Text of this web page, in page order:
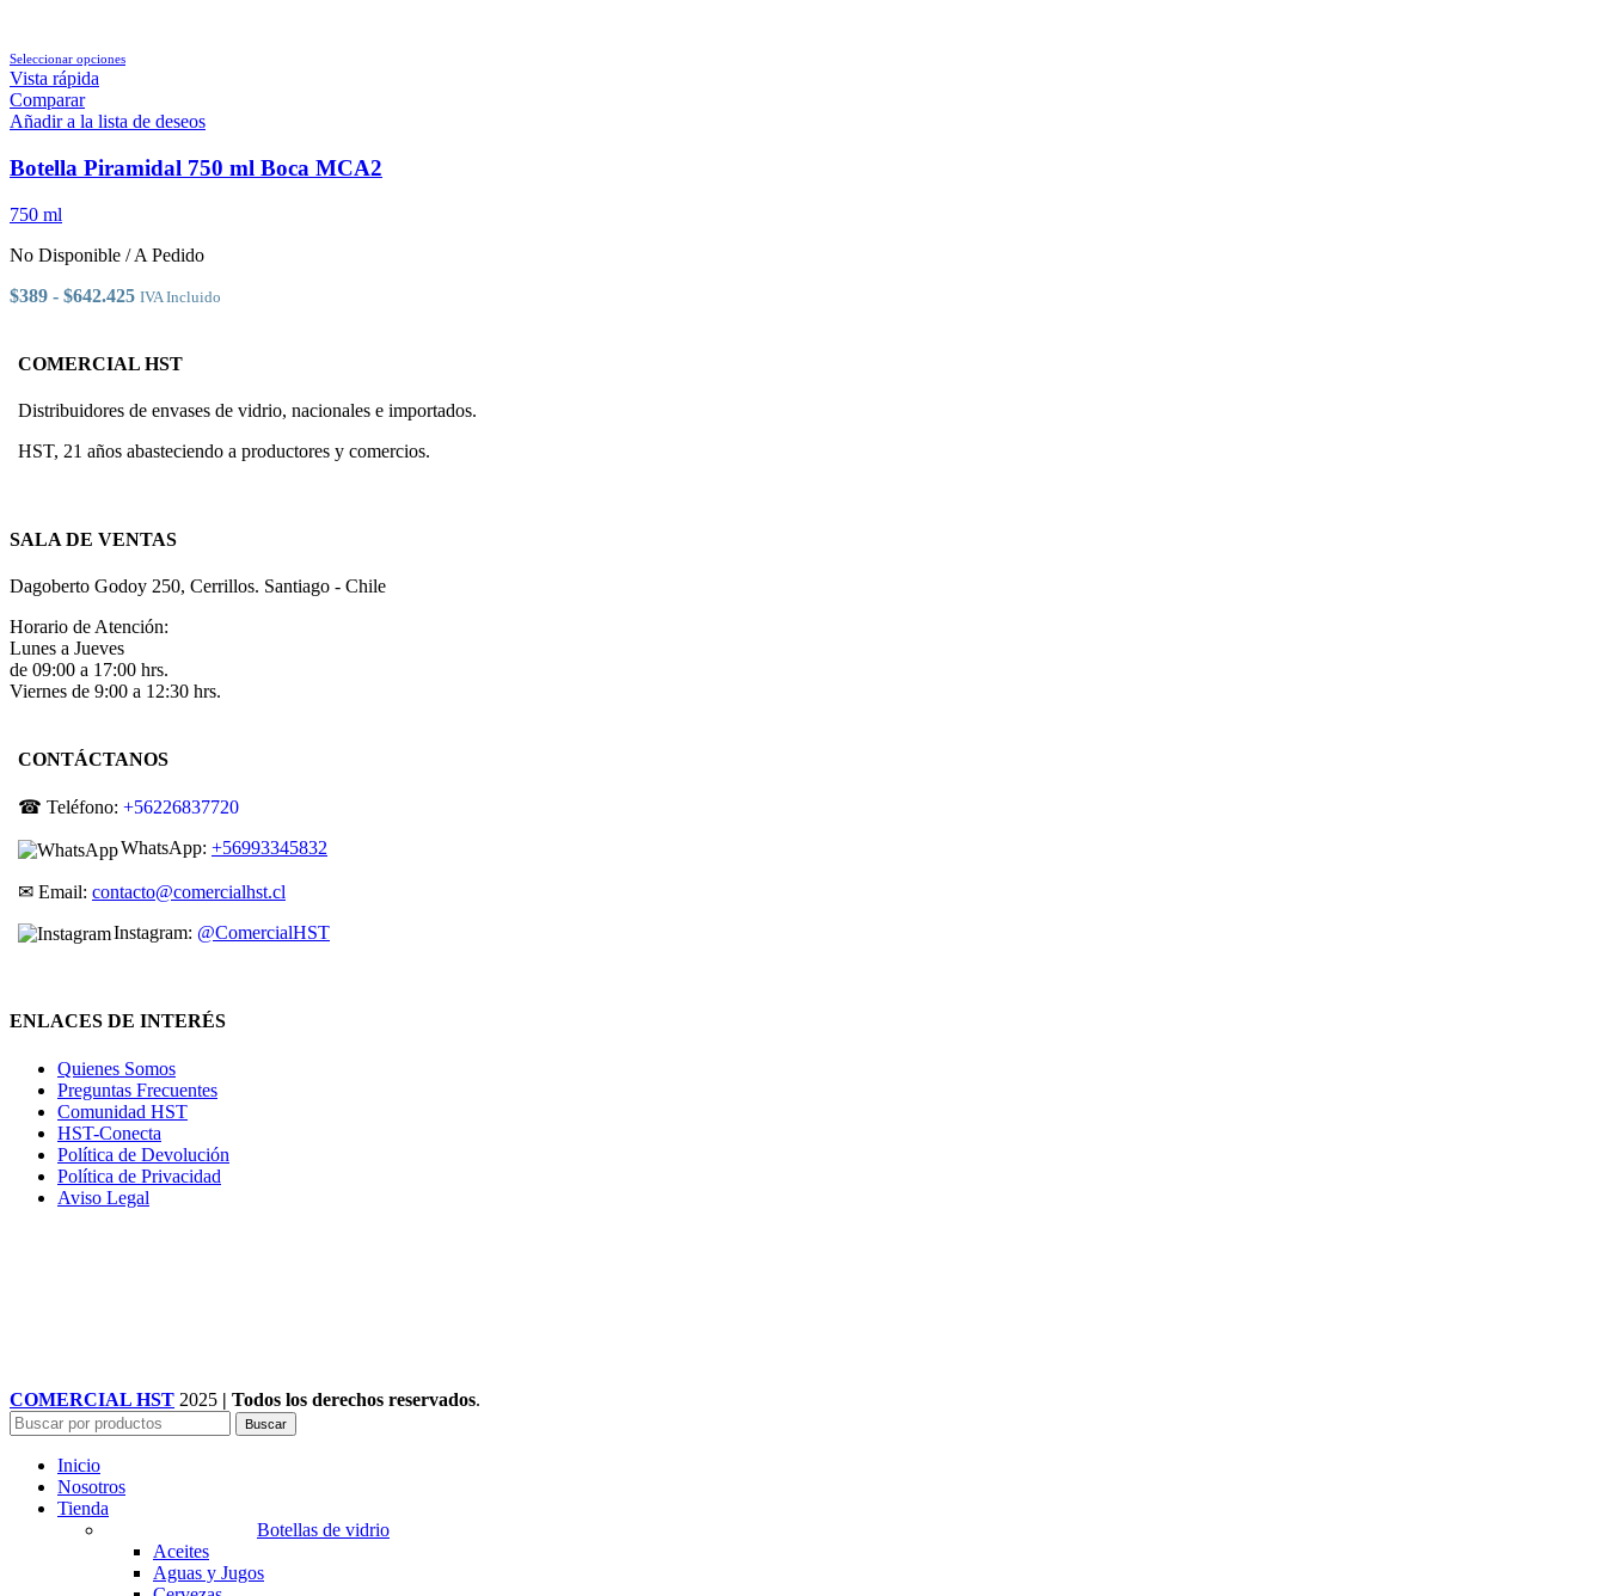
Seleccionar opcionesEste
múltiples
Las
opciones
elegir
la
producto
Vista rápida
Comparar
Añadir a la lista de deseos
Botella Piramidal 750 ml Boca MCA2
750 ml
No Disponible / A Pedido
$389 - $642.425Rango
desde
hasta
$642.425
IVA Incluido
COMERCIAL HST
Distribuidores de envases de vidrio, nacionales e importados.
HST, 21 años abasteciendo a productores y comercios.
SALA DE VENTAS
Dagoberto Godoy 250, Cerrillos. Santiago - Chile
Horario de Atención:
Lunes a Jueves
de 09:00 a 17:00 hrs.
Viernes de 9:00 a 12:30 hrs.
CONTÁCTANOS
☎ Teléfono: +56226837720
WhatsApp: +56993345832
✉ Email: contacto@comercialhst.cl
Instagram: @ComercialHST
ENLACES DE INTERÉS
Quienes Somos
Preguntas Frecuentes
Comunidad HST
HST-Conecta
Política de Devolución
Política de Privacidad
Aviso Legal
COMERCIAL HST 2025 | Todos los derechos reservados.
Buscar
Inicio
Nosotros
Tienda
Botellas de vidrio
Aceites
Aguas y Jugos